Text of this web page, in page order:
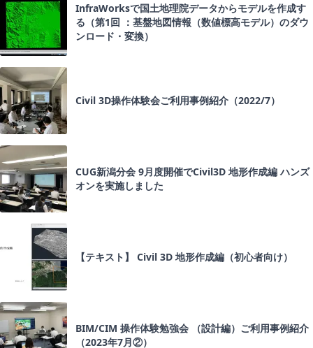
InfraWorksで国土地理院データからモデルを作成す
る（第1回 ：基盤地図情報（数値標高モデル）のダウ
ンロード・変換）
Civil 3D操作体験会ご利用事例紹介（2022/7）
CUG新潟分会 9月度開催でCivil3D 地形作成編 ハンズ
オンを実施しました
【テキスト】 Civil 3D 地形作成編（初心者向け）
BIM/CIM 操作体験勉強会 （設計編）ご利用事例紹介
（2023年7月②）